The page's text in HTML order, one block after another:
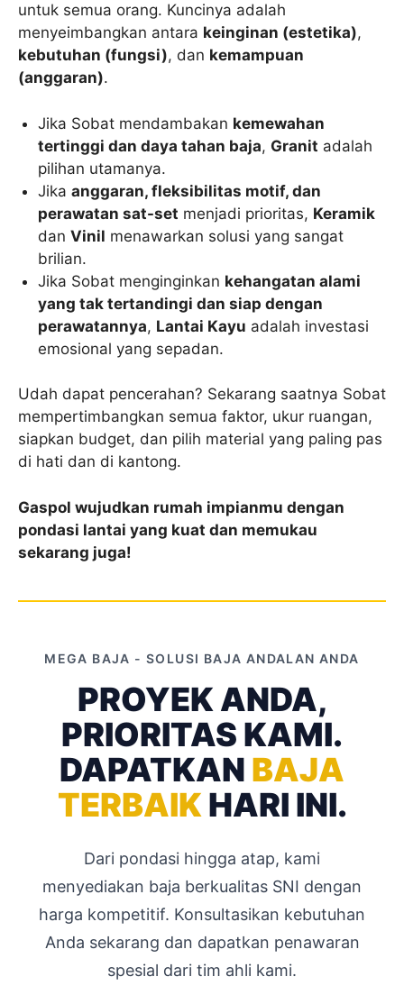
untuk semua orang. Kuncinya adalah
menyeimbangkan antara keinginan (estetika),
kebutuhan (fungsi), dan kemampuan
(anggaran).
Jika Sobat mendambakan kemewahan
tertinggi dan daya tahan baja, Granit adalah
pilihan utamanya.
Jikaanggaran, fleksibilitas motif, dan
perawatan sat-set menjadi prioritas, Keramik
danVinil menawarkan solusi yang sangat
brilian.
Jika Sobat menginginkan kehangatan alami
yang tak tertandingi dan siap dengan
perawatannya, Lantai Kayu adalah investasi
emosional yang sepadan.
Udah dapat pencerahan? Sekarang saatnya Sobat
mempertimbangkan semua faktor, ukur ruangan,
siapkan budget, dan pilih material yang paling pas
di hati dan di kantong.
Gaspol wujudkan rumah impianmu dengan
pondasi lantai yang kuat dan memukau
sekarang juga!
MEGA BAJA - SOLUSI BAJA ANDALAN ANDA
PROYEK ANDA,
PRIORITAS KAMI.
DAPATKAN BAJA
TERBAIK HARI INI.
Dari pondasi hingga atap, kami
menyediakan baja berkualitas SNI dengan
harga kompetitif. Konsultasikan kebutuhan
Anda sekarang dan dapatkan penawaran
spesial dari tim ahli kami.